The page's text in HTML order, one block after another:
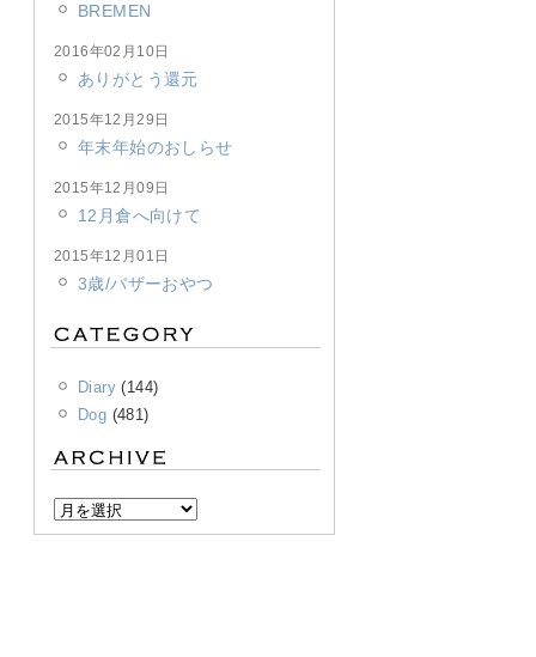
BREMEN
2016年02月10日
ありがとう還元
2015年12月29日
年末年始のおしらせ
2015年12月09日
12月倉へ向けて
2015年12月01日
3歳/バザーおやつ
Diary(144)
Dog (481)